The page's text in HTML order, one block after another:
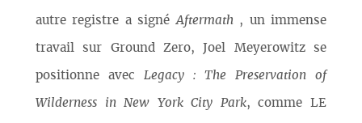
autre registre a signé Aftermath , un immense
travail sur Ground Zero, Joel Meyerowitz se
positionne avec Legacy : The Preservation of
Wilderness in New York City Park, comme LE